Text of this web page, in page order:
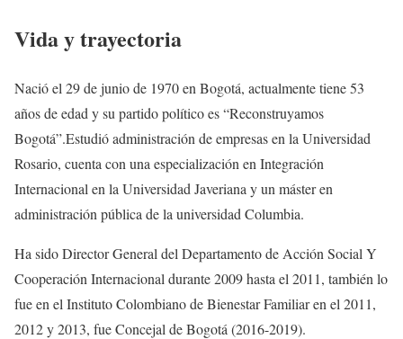
Vida y trayectoria
Nació el 29 de junio de 1970 en Bogotá, actualmente tiene 53
años de edad y su partido político es “Reconstruyamos
Bogotá”.Estudió administración de empresas en la Universidad
Rosario, cuenta con una especialización en Integración
Internacional en la Universidad Javeriana y un máster en
administración pública de la universidad Columbia.
Ha sido Director General del Departamento de Acción Social Y
Cooperación Internacional durante 2009 hasta el 2011, también lo
fue en el Instituto Colombiano de Bienestar Familiar en el 2011,
2012 y 2013, fue Concejal de Bogotá (2016-2019).